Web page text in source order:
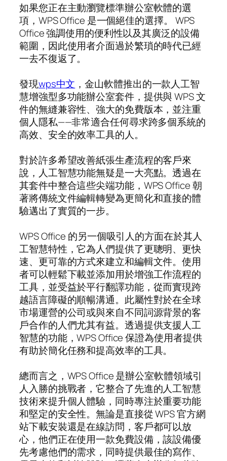
如果您正在主動瀏覽標準辦公室軟體的選
項，WPS Office 是一個絕佳的選擇。 WPS
Office 強調使用的便利性以及其廣泛的設備
範圍，因此使用者介面過於繁瑣的時代已經
一去不復返了。
發現wps中文 ，金山軟體推出的一款人工智
慧增強型多功能辦公室套件，提供與 WPS 文
件的無縫兼容性、強大的免費版本，並注重
個人隱私——非常適合任何尋求跨多個系統的
高效、安全的效率工具的人。
對於許多希望改善紙張生產流程的客戶來
說，人工智慧功能無疑是一大亮點。透過在
其套件中整合這些尖端功能，WPS Office 朝
著將傳統文件編輯轉變為更簡化和直接的體
驗邁出了實質的一步。
WPS Office 的另一個吸引人的方面在於其人
工智慧特性，它為人們提供了更聰明、更快
速、更可靠的方式來建立和編輯文件。使用
者可以輕鬆下載並添加用於增強工作流程的
工具，並受益於平行翻譯功能，從而實現跨
越語言障礙的順暢溝通。此屬性對於在全球
市場運營的公司或與來自不同詞源背景的客
戶合作的人們尤其有益。透過提供支援人工
智慧的功能，WPS Office 保證為使用者提供
有助於簡化任務和提高效率的工具。
總而言之，WPS Office 是辦公室軟體領域引
人入勝的挑戰者，它整合了先進的人工智慧
技術來提升個人體驗，同時專注於重要功能
和堅定的安全性。無論是直接從 WPS 官方網
站下載安裝還是在線訪問，客戶都可以放
心，他們正在使用一款免費設備，該設備優
先考慮他們的需求，同時提供最佳的寫作、